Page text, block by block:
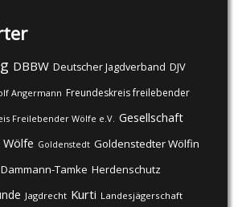
DBBW Deutscher Jagdverband DJV
Angermann Freundeskreis freilebender
Freilebender Wölfe e.V. Gesellschaft
Goldenstedt Goldenstedter Wölfin
Tamke Herdenschutz
Jagdrecht Kurti Landesjägerschaft